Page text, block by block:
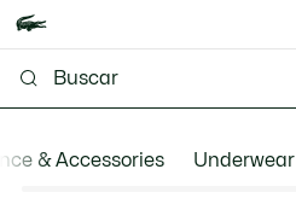
& Accessories Underwear